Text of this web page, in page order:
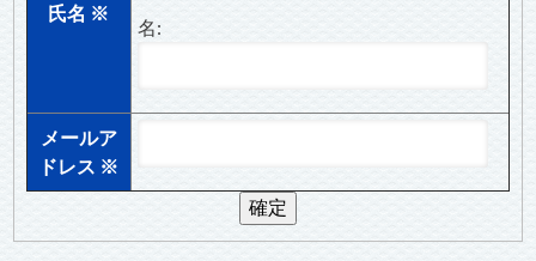
氏名 ※
名:
メールア
ドレス ※